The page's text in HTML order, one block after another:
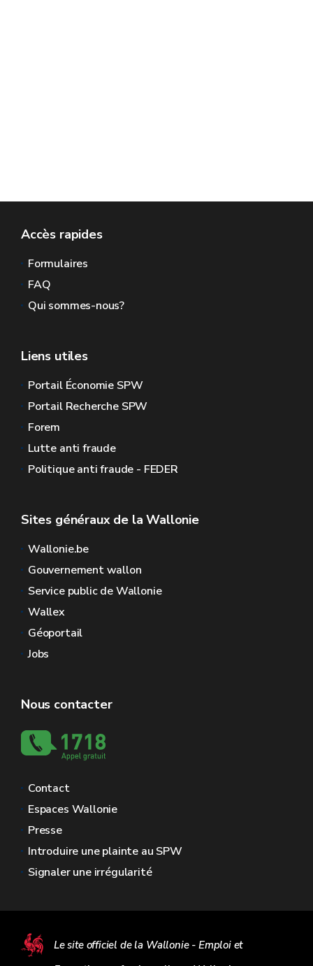
Accès rapides
Formulaires
FAQ
Qui sommes-nous?
Liens utiles
Portail Économie SPW
Portail Recherche SPW
Forem
Lutte anti fraude
Politique anti fraude - FEDER
Sites généraux de la Wallonie
Wallonie.be
Gouvernement wallon
Service public de Wallonie
Wallex
Géoportail
Jobs
Nous contacter
Contact
Espaces Wallonie
Presse
Introduire une plainte au SPW
Signaler une irrégularité
Le site officiel de la Wallonie - Emploi et